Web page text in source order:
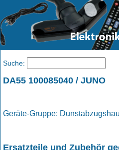
DA55 100085040 / JUNO
Geräte-Gruppe:
Ersatzteile und Zubehör
Suche: